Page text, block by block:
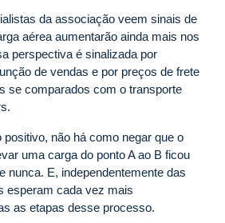
da associação veem sinais de
aérea aumentarão ainda mais nos
perspectiva é sinalizada por
de vendas e por preços de frete
se comparados com o transporte
não há como negar que o
uma carga do ponto A ao B ficou
nunca. E, independentemente das
esperam cada vez mais
as etapas desse processo.